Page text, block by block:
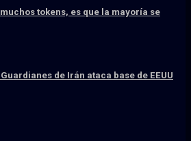
tokens, es que la mayoría se
de Irán ataca base de EEUU